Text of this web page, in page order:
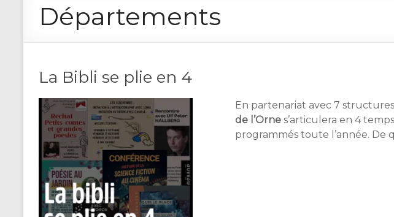
Départements
La Bibli se plie en 4
En partenariat avec 7
de l’Orne s’articulera en 4
programmés toute l’année. De